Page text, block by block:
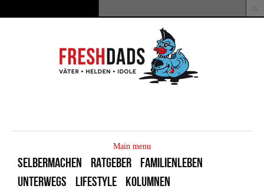
Suchformular
Main menu
SELBERMACHEN RATGEBER
FAMILIENLEBEN
UNTERWEGS
LIFESTYLE KOLUMNEN